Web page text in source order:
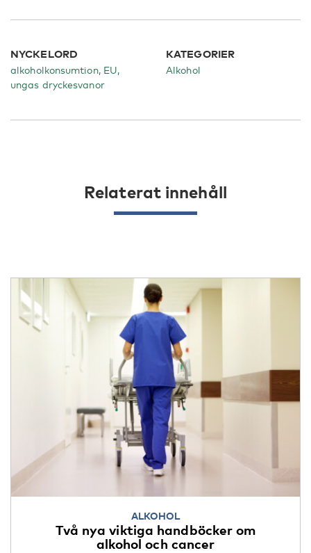
NYCKELORD
alkoholkonsumtion, EU,
ungas dryckesvanor
KATEGORIER
Alkohol
Relaterat innehåll
ALKOHOL
Två nya viktiga handböcker om
alkohol och cancer